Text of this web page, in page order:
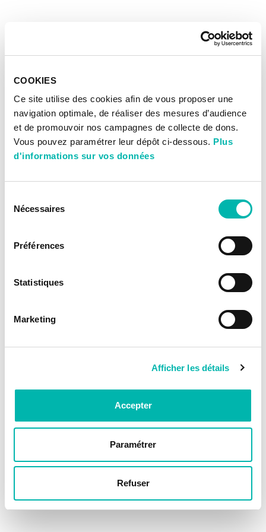
COOKIES
Ce site utilise des cookies afin de vous proposer une
navigation optimale, de réaliser des mesures d’audience
et de promouvoir nos campagnes de collecte de dons.
Vous pouvez paramétrer leur dépôt ci-dessous. Plus
d'informations sur vos données
Nécessaires
Préférences
Statistiques
Marketing
Afficher les détails
Accepter
Paramétrer
Refuser